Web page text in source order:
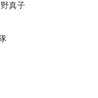
真子